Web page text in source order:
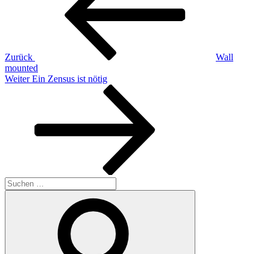
Zurück
Wall
mounted
Nächster
Weiter Ein Zensus ist nötig
Suche
nach: